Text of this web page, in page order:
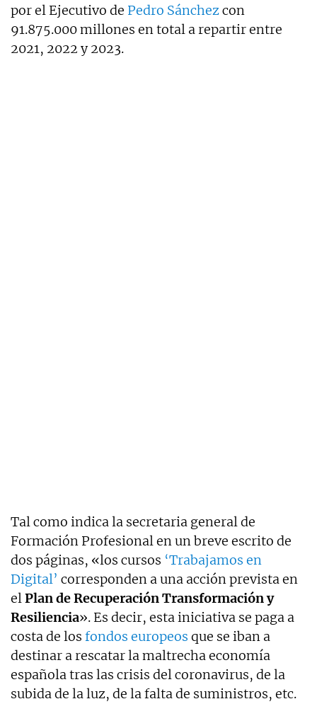
por el Ejecutivo de Pedro Sánchezcon
91.875.000 millones en total a repartir entre
2021, 2022 y 2023.
Tal como indica la secretaria general de
Formación Profesional en un breve escrito de
dos páginas, «los cursos ‘Trabajamos en
Digital’ corresponden a una acción prevista en
elPlan de Recuperación Transformación y
Resiliencia». Es decir, esta iniciativa se paga a
costa de los fondos europeos que se iban a
destinar a rescatar la maltrecha economía
española tras las crisis del coronavirus, de la
subida de la luz, de la falta de suministros, etc.